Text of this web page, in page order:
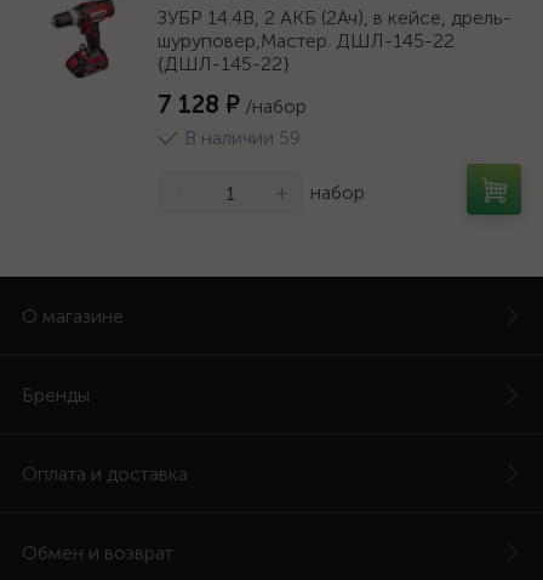
ЗУБР 14.4В, 2 АКБ (2Ач), в кейсе, дрель-
шуруповер,Мастер. ДШЛ-145-22
{ДШЛ-145-22}
7 128 ₽ /набор
В наличии 59
+ набор
О магазине
Бренды
Оплата и доставка
Обмен и возврат